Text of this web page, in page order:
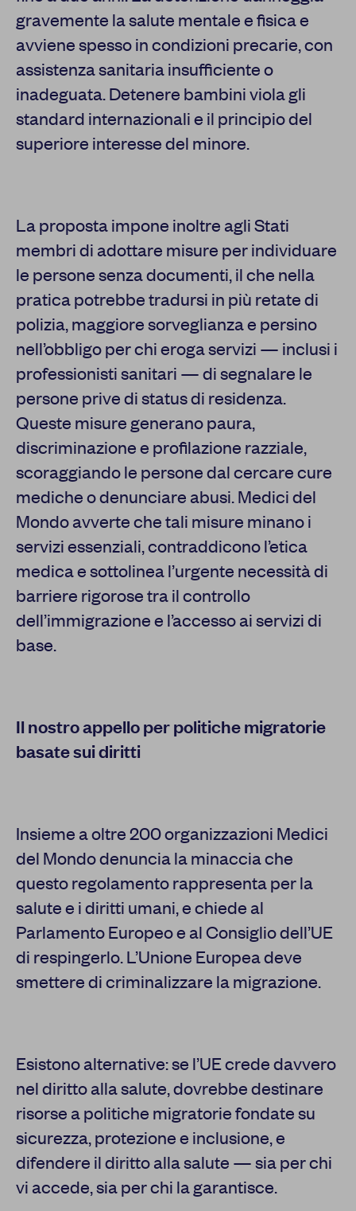
gravemente la salute mentale e fisica e
avviene spesso in condizioni precarie, con
assistenza sanitaria insufficiente o
inadeguata. Detenere bambini viola gli
standard internazionali e il principio del
superiore interesse del minore.
La proposta impone inoltre agli Stati
membri di adottare misure per individuare
le persone senza documenti, il che nella
pratica potrebbe tradursi in più retate di
polizia, maggiore sorveglianza e persino
nell’obbligo per chi eroga servizi — inclusi i
professionisti sanitari — di segnalare le
persone prive di status di residenza.
Queste misure generano paura,
discriminazione e profilazione razziale,
scoraggiando le persone dal cercare cure
mediche o denunciare abusi. Medici del
Mondo avverte che tali misure minano i
servizi essenziali, contraddicono l’etica
medica e sottolinea l’urgente necessità di
barriere rigorose tra il controllo
dell’immigrazione e l’accesso ai servizi di
base.
Il nostro appello per politiche migratorie
basate sui diritti
Insieme a oltre 200 organizzazioni Medici
del Mondo denuncia la minaccia che
questo regolamento rappresenta per la
salute e i diritti umani, e chiede al
Parlamento Europeo e al Consiglio dell’UE
di respingerlo. L’Unione Europea deve
smettere di criminalizzare la migrazione.
Esistono alternative: se l’UE crede davvero
nel diritto alla salute, dovrebbe destinare
risorse a politiche migratorie fondate su
sicurezza, protezione e inclusione, e
difendere il diritto alla salute — sia per chi
vi accede, sia per chi la garantisce.